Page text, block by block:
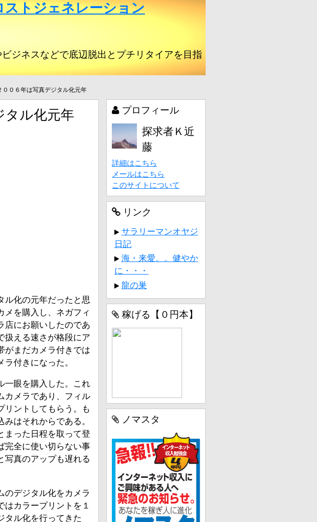
トジェネレーション
ジネスなどで底辺脱出とプチリタイアを目指
００６年は写真デジタル化元年
タル化元年
ル化の元年だったと思
メを購入し、ネガフィ
店にお願いしたのであ
扱える速さが格段にア
がまだカメラ付きでは
付きになった。
一眼を購入した。これ
カメラであり、フィル
リントしてもらう。も
はそれからである。
まった日程を取って登
完全に使い切らない事
写真のアップも遅れる
のデジタル化をカメラ
はカラープリントを１
タル化を行ってきた
プロフィール
探求者Ｋ近
藤
詳細はこちら
メールはこちら
このサイトについて
リンク
サラリーマンオヤジ
日記
海・来愛。。健やか
に・・・
龍の巣
稼げる【０円本】
ノマスタ